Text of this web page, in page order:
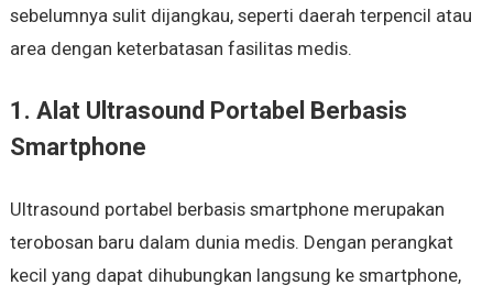
sebelumnya sulit dijangkau, seperti daerah terpencil atau
area dengan keterbatasan fasilitas medis.
1. Alat Ultrasound Portabel Berbasis
Smartphone
Ultrasound portabel berbasis smartphone merupakan
terobosan baru dalam dunia medis. Dengan perangkat
kecil yang dapat dihubungkan langsung ke smartphone,